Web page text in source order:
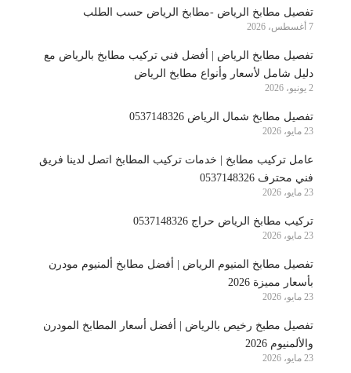
تفصيل مطابخ الرياض -مطابخ الرياض حسب الطلب
7 أغسطس، 2026
تفصيل مطابخ الرياض | أفضل فني تركيب مطابخ بالرياض مع
دليل شامل لأسعار وأنواع مطابخ الرياض
2 يونيو، 2026
تفصيل مطابخ شمال الرياض 0537148326
23 مايو، 2026
عامل تركيب مطابخ | خدمات تركيب المطابخ اتصل لدينا فريق
فني محترف 0537148326
23 مايو، 2026
تركيب مطابخ الرياض حراج 0537148326
23 مايو، 2026
تفصيل مطابخ المنيوم الرياض | أفضل مطابخ ألمنيوم مودرن
بأسعار مميزة 2026
23 مايو، 2026
تفصيل مطبخ رخيص بالرياض | أفضل أسعار المطابخ المودرن
والألمنيوم 2026
23 مايو، 2026